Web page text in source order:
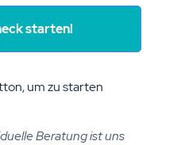
starten!
um zu starten
Beratung ist uns